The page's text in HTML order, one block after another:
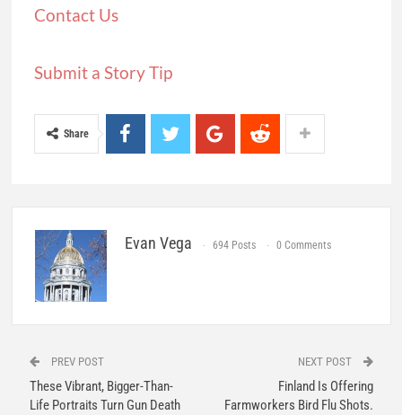
Contact Us
Submit a Story Tip
Share
Evan Vega 694 Posts 0 Comments
PREV POST
These Vibrant, Bigger-Than-
Life Portraits Turn Gun Death
NEXT POST
Finland Is Offering
Farmworkers Bird Flu Shots.